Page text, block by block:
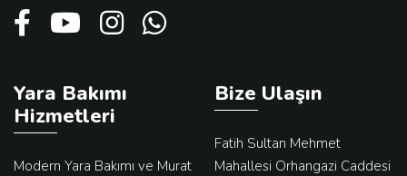
Yara Bakımı
Hizmetleri
Modern Yara Bakımı ve Murat
Bize Ulaşın
Fatih Sultan Mehmet
Mahallesi Orhangazi Caddesi